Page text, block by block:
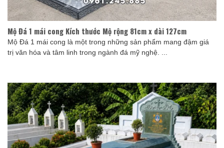
Mộ Đá 1 mái cong Kích thước Mộ rộng 81cm x dài 127cm
Mộ Đá 1 mái cong là một trong những sản phẩm mang đậm giá
trị văn hóa và tâm linh trong ngành đá mỹ nghệ. ...